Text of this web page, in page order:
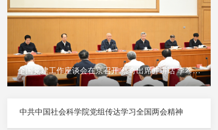
全国党建工作座谈会在京召开 蔡奇出席并讲话 李希出
席
中共中国社会科学院党组传达学习全国两会精神